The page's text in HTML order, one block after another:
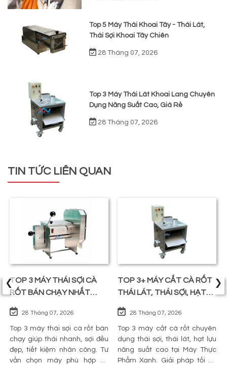
Top 5 Máy Thái Khoai Tây - Thái Lát,
Thái Sợi Khoai Tây Chiên
28 Tháng 07, 2026
Top 3 Máy Thái Lát Khoai Lang Chuyên
Dụng Năng Suất Cao, Giá Rẻ
28 Tháng 07, 2026
TIN TỨC LIÊN QUAN
TOP 3 MÁY THÁI SỢI CÀ
RỐT BÁN CHẠY NHẤT
TRÊN THỊ TRƯỜNG
28 Tháng 07, 2026
Top 3 máy thái sợi cà rốt bán
chạy giúp thái nhanh, sợi đều
đẹp, tiết kiệm nhân công. Tư
vấn chọn máy phù hợp và
TOP 3+ MÁY CẮT CÀ RỐT
THÁI LÁT, THÁI SỢI, HẠT
LỰU
28 Tháng 07, 2026
Top 3 máy cắt cà rốt chuyên
dụng thái sợi, thái lát, hạt lựu
năng suất cao tại Máy Thực
Phẩm Xanh. Giải pháp tối ưu
‹ ›